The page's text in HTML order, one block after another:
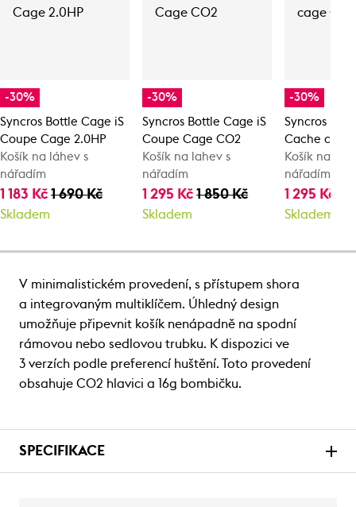
-30%
Syncros Bottle Cage iS
Coupe Cage 2.0HP
Košík na láhev s
nářadím
1 183 Kč 1 690 Kč
Skladem
-30%
Syncros Bottle Cage iS
Coupe Cage CO2
Košík na lahev s
nářadím
1 295 Kč1 850 Kč
Skladem
-30%
Syncros
Cache cage
Košík na
nářadím
1 295 Kč
Skladem
V minimalistickém provedení, s přístupem shora
a integrovaným multiklíčem. Úhledný design
umožňuje připevnit košík nenápadně na spodní
rámovou nebo sedlovou trubku. K dispozici ve
3 verzích podle preferencí huštění. Toto provedení
obsahuje CO2 hlavici a 16g bombičku.
SPECIFIKACE